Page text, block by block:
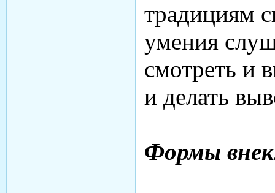
традициям
умения
смотреть и
и делать
Формы